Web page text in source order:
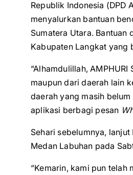
Republik Indonesia (DPD
menyalurkan bantuan
Sumatera Utara.
Kabupaten Langkat yang
“Alhamdulillah,
maupun dari daerah lain
daerah yang masih
aplikasi berbagi pesan
Sehari sebelumnya,
Medan Labuhan pada
“Kemarin, kami pun